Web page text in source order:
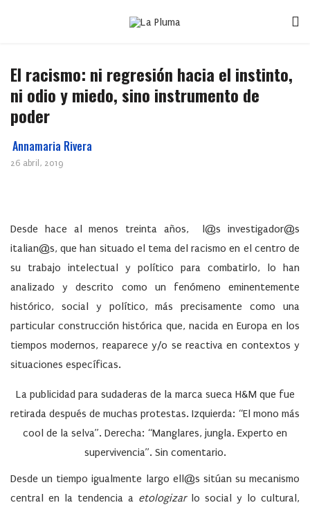
El racismo: ni regresión hacia el instinto,
ni odio y miedo, sino instrumento de
poder
Annamaria Rivera
26 abril, 2019
Desde hace al menos treinta años, l@s investigador@s
italian@s, que han situado el tema del racismo en el centro de
su trabajo intelectual y político para combatirlo, lo han
analizado y descrito como un fenómeno eminentemente
histórico, social y político, más precisamente como una
particular construcción histórica que, nacida en Europa en los
tiempos modernos, reaparece y/o se reactiva en contextos y
situaciones específicas.
La publicidad para sudaderas de la marca sueca H&M que fue
retirada después de muchas protestas. Izquierda: “El mono más
cool de la selva”. Derecha: “Manglares, jungla. Experto en
supervivencia”. Sin comentario.
Desde un tiempo igualmente largo ell@s sitúan su mecanismo
central en la tendencia a etologizarlo social y lo cultural,